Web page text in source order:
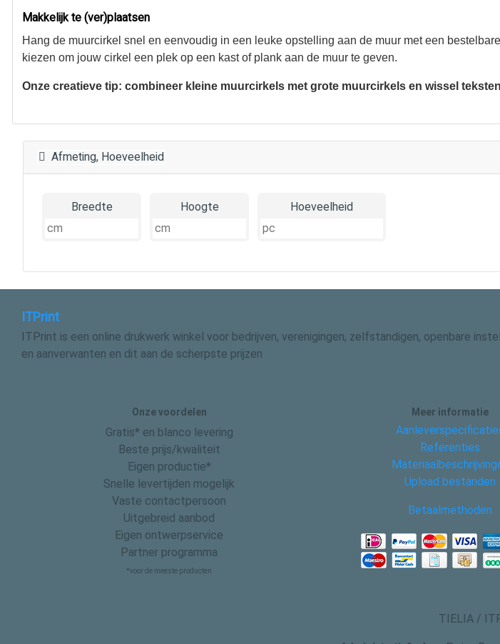
Makkelijk te (ver)plaatsen
Hang de muurcirkel snel en eenvoudig in een leuke opstelling aan de muur met een
kiezen om jouw cirkel een plek op een kast of plank aan de muur te geven.
Onze creatieve tip: combineer kleine muurcirkels met grote muurcirkels en wissel
Afmeting, Hoeveelheid
Breedte Hoogte Hoeveelheid
ITPrint
ITPrint is een online drukwerk winkel voor bedrijven, verenigingen, zelfstandigen, openbare
en aanverwanten en dit aan de scherpste prijzen
Onze voordelen Meer informatie
Gratis* en blanco levering
Beste prijs/kwaliteit
Eigen productie*
Snelle levertijden mogelijk
Vaste contactpersoon
Uitgebreid aanbod
Eigen ontwerpservice
Partner programma
*voor de meeste producten
Referenties
Upload bestanden
Betaalmethoden
TIELIA /